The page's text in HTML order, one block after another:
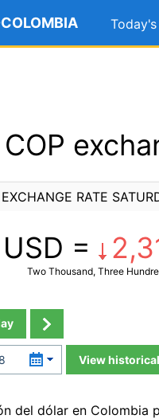
COP
RATE
=
Two Thousand, Three
View
del dólar en Colombia